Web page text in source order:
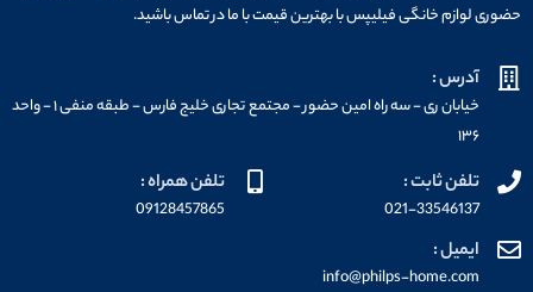
حضوری لوازم خانگی فیلیپس با بهترین قیمت با ما در تماس باشید.
آدرس :
خیابان ری - سه راه امین حضور - مجتمع تجاری خلیج فارس - طبقه منفی ۱ - واحد
۱۳۶
تلفن ثابت :
021-33546137
تلفن همراه :
09128457865
ایمیل :
info@philps-home.com